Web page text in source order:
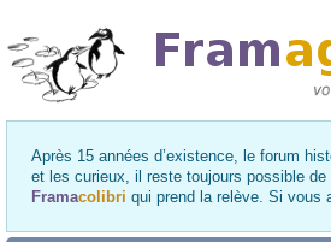
Après 15 années d’existence, le forum
et les curieux, il reste toujours possible
Framacolibri qui prend la relève. Si